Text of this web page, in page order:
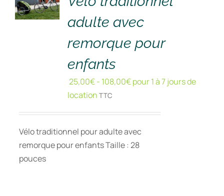
adulte avec
remorque pour
enfants
25,00€- 108,00€pour 1 à 7 jours de
location TTC
Vélo traditionnel pour adulte avec
remorque pour enfants Taille : 28
pouces